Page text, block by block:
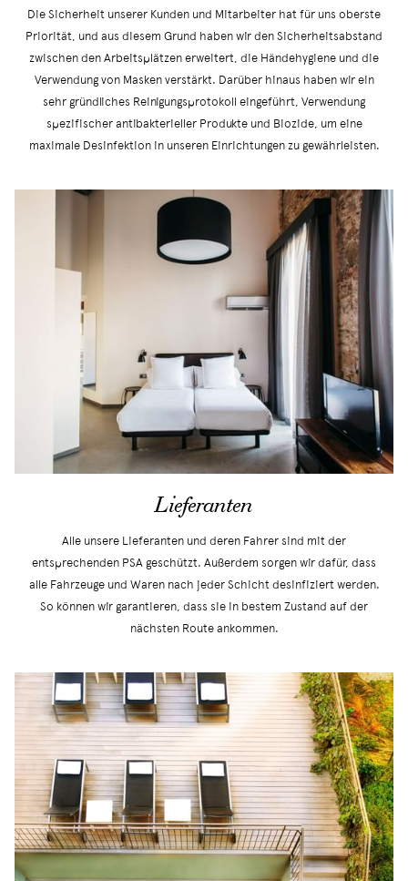
Die Sicherheit unserer Kunden und Mitarbeiter hat für uns oberste
Priorität, und aus diesem Grund haben wir den Sicherheitsabstand
zwischen den Arbeitsplätzen erweitert, die Händehygiene und die
Verwendung von Masken verstärkt. Darüber hinaus haben wir ein
sehr gründliches Reinigungsprotokoll eingeführt, Verwendung
spezifischer antibakterieller Produkte und Biozide, um eine
maximale Desinfektion in unseren Einrichtungen zu gewährleisten.
Lieferanten
Alle unsere Lieferanten und deren Fahrer sind mit der
entsprechenden PSA geschützt. Außerdem sorgen wir dafür, dass
alle Fahrzeuge und Waren nach jeder Schicht desinfiziert werden.
So können wir garantieren, dass sie in bestem Zustand auf der
nächsten Route ankommen.